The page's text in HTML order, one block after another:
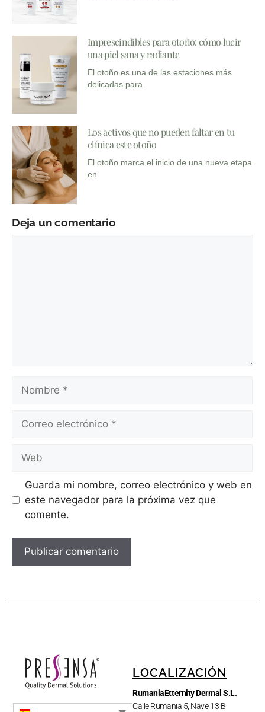
Imprescindibles para otoño: cómo lucir
una piel sana y radiante
El otoño es una de las estaciones más
delicadas para
Los activos que no pueden faltar en tu
clínica este otoño
El otoño marca el inicio de una nueva etapa
en
Deja un comentario
Guarda mi nombre, correo electrónico y web en
este navegador para la próxima vez que
comente.
LOCALIZACIÓN
RumaniaEtternity Dermal S.L.
Calle Rumania 5, Nave 13 B